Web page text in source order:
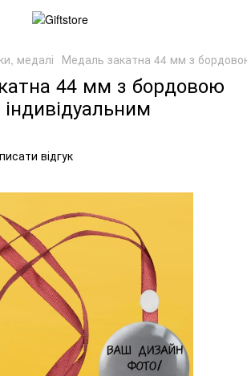
медалі Медаль закатна 44 мм з
44 мм з бордовою
відгук